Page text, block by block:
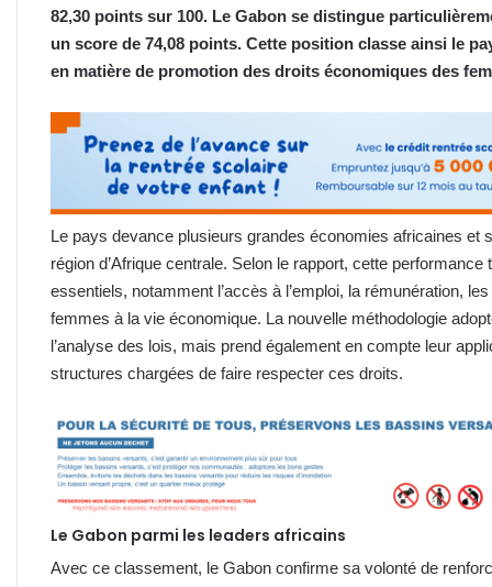
82,30 points sur 100. Le Gabon se distingue
un score de 74,08 points. Cette position classe ainsi le
en matière de promotion des droits économiques des
Le pays devance plusieurs grandes économies africaines et
région d’Afrique centrale. Selon le rapport, cette
essentiels, notamment l’accès à l’emploi, la rémunération,
femmes à la vie économique. La nouvelle méthodologie
l’analyse des lois, mais prend également en compte leur
structures chargées de faire respecter ces droits.
Le Gabon parmi les leaders africains
Avec ce classement, le Gabon confirme sa volonté de